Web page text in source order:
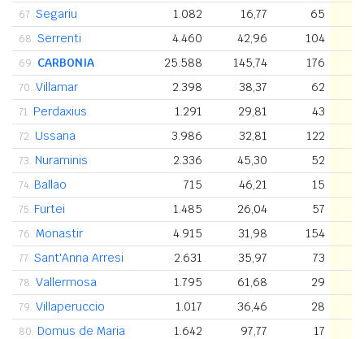
67. Segariu 1.082 16,77 65
68. Serrenti 4.460 42,96 104
69. CARBONIA 25.588 145,74 176
70. Villamar 2.398 38,37 62
71. Perdaxius 1.291 29,81 43
72. Ussana 3.986 32,81 122
73. Nuraminis 2.336 45,30 52
74. Ballao 715 46,21 15
75. Furtei 1.485 26,04 57
76. Monastir 4.915 31,98 154
77. Sant'Anna Arresi 2.631 35,97 73
78. Vallermosa 1.795 61,68 29
79. Villaperuccio 1.017 36,46 28
80. Domus de Maria 1.642 97,77 17